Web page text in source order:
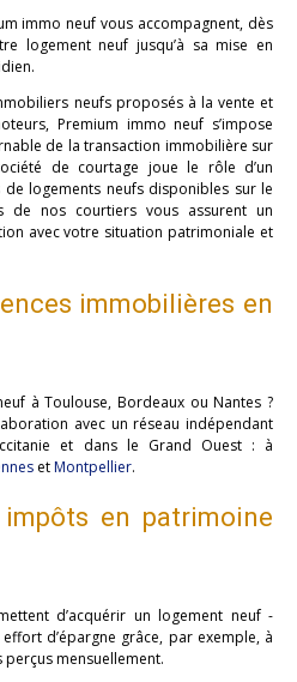
immo neuf vous accompagnent, dès
logement neuf jusqu’à sa mise en
neufs proposés à la vente et
Premium immo neuf s’impose
de la transaction immobilière sur
de courtage joue le rôle d’un
logements neufs disponibles sur le
de nos courtiers vous assurent un
avec votre situation patrimoniale et
immobilières en
à Toulouse, Bordeaux ou Nantes ?
avec un réseau indépendant
et dans le Grand Ouest : à
etMontpellier.
en patrimoine
d’acquérir un logement neuf -
d’épargne grâce, par exemple, à
mensuellement.